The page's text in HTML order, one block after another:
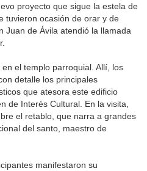
proyecto que sigue la estela de
tuvieron ocasión de orar y de
Juan de Ávila atendió la llamada
el templo parroquial. Allí, los
detalle los principales
que atesora este edificio
de Interés Cultural. En la visita,
el retablo, que narra a grandes
del santo, maestro de
manifestaron su